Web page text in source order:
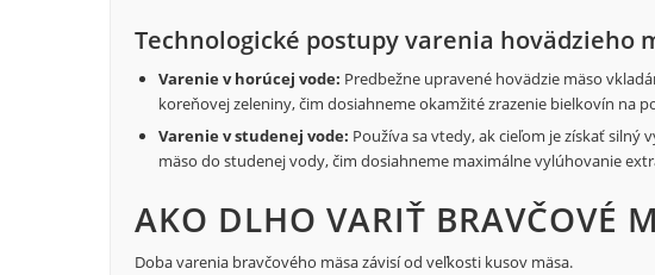
Technologické postupy varenia hovädzieho
Varenie v horúcej vode: Predbežne upravené hovädzie mäso
koreňovej zeleniny, čim dosiahneme okamžité zrazenie bielkovín na
Varenie v studenej vode: Používa sa vtedy, ak cieľom je získať
mäso do studenej vody, čim dosiahneme maximálne vylúhovanie
AKO DLHO VARIŤ BRAVČOVÉ
Doba varenia bravčového mäsa závisí od veľkosti kusov mäsa.